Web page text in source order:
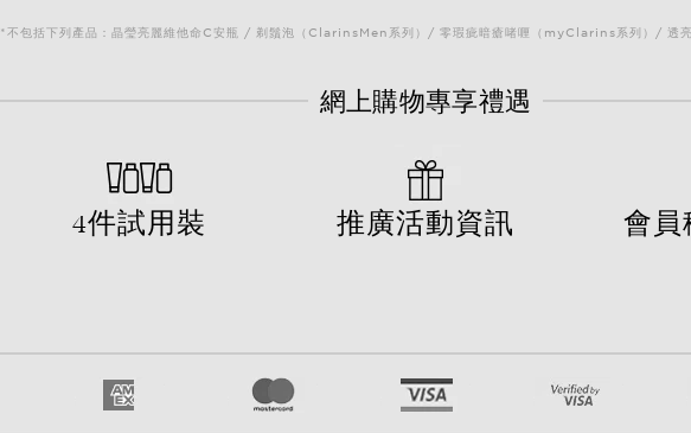
*不包括下列產品：晶瑩亮麗維他命C安瓶 / 剃鬚泡（ClarinsMen系列）/ 零瑕疵暗瘡啫喱（myClarins系列）/ 透
網上購物專享禮遇
4件試用裝 推廣活動資訊 會員